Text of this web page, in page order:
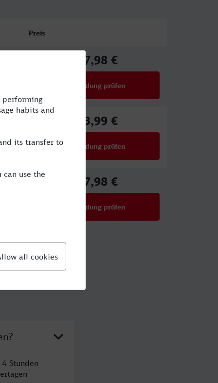
Preis
67,98 €
Verbindung prüfen
63,99 €
Verbindung prüfen
67,98 €
Verbindung prüfen
Stunden